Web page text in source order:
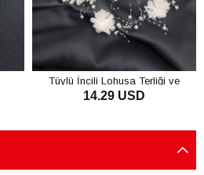
Tüylü İncili Lohusa Terliği ve
Çiçekli Taç
14.29 USD